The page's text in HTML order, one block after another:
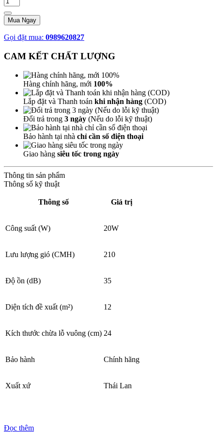
Mua Ngay
Gọi đặt mua: 0989620827
CAM KẾT CHẤT LƯỢNG
Hàng chính hãng, mới 100%
Lắp đặt và Thanh toán khi nhận hàng (COD)
Đổi trả trong 3 ngày (Nếu do lỗi kỹ thuật)
Bảo hành tại nhà chỉ cần số điện thoại
Giao hàng siêu tốc trong ngày
Thông tin sản phẩm
Thông số kỹ thuật
Thông số Giá trị
Công suất (W) 20W
Lưu lượng gió (CMH) 210
Độ ồn (dB) 35
Diện tích đề xuất (m²) 12
Kích thước chừa lỗ vuông (cm) 24
Bảo hành Chính hãng
Xuất xứ Thái Lan
Đọc thêm